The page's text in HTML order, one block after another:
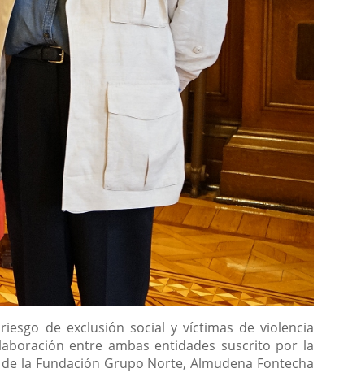
de exclusión social y víctimas de violencia
entre ambas entidades suscrito por la
la Fundación Grupo Norte, Almudena Fontecha